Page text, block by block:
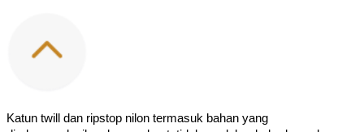
Katun twill dan ripstop nilon termasuk bahan yang